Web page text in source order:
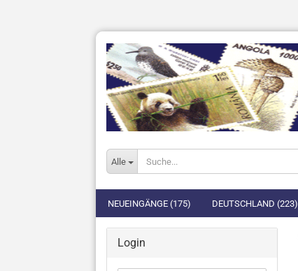
Alle
NEUEINGÄNGE (175) DEUTSCHLAND (223)
Login